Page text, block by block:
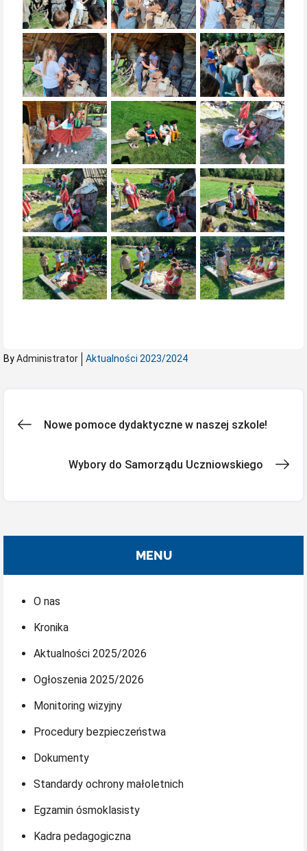
ByAdministrator Aktualności 2023/2024
Nawigacja
wpisu
Nowe pomoce dydaktyczne w naszej szkole!
Wybory do Samorządu Uczniowskiego
MENU
O nas
Kronika
Aktualności 2025/2026
Ogłoszenia 2025/2026
Monitoring wizyjny
Procedury bezpieczeństwa
Dokumenty
Standardy ochrony małoletnich
Egzamin ósmoklasisty
Kadra pedagogiczna